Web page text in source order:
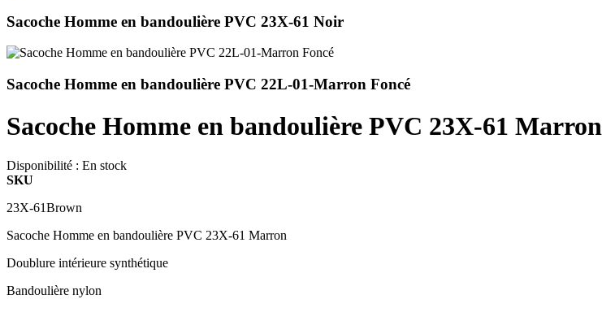
Sacoche Homme en bandoulière PVC 23X-61 Noir
Sacoche Homme en bandoulière PVC 22L-01-Marron Foncé
Sacoche Homme en bandoulière PVC 23X-61 Marron
Disponibilité : En stock
SKU
23X-61Brown
Sacoche Homme en bandoulière PVC 23X-61 Marron
Doublure intérieure synthétique
Bandoulière nylon